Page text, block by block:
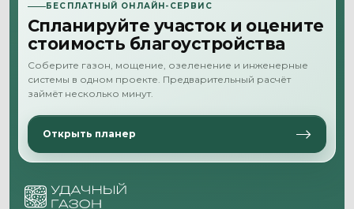
БЕСПЛАТНЫЙ ОНЛАЙН-СЕРВИС
Спланируйте участок и оцените
стоимость благоустройства
Соберите газон, мощение, озеленение и инженерные
системы в одном проекте. Предварительный расчёт
займёт несколько минут.
Открыть планер